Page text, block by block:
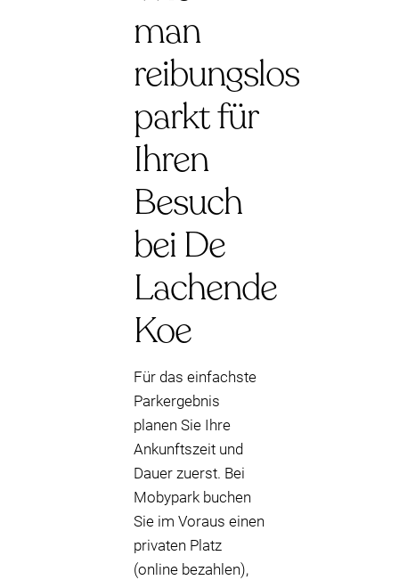
man
reibungslos
parkt für
Ihren
Besuch
bei De
Lachende
Koe
Für das einfachste
Parkergebnis
planen Sie Ihre
Ankunftszeit und
Dauer zuerst. Bei
Mobypark buchen
Sie im Voraus einen
privaten Platz
(online bezahlen),